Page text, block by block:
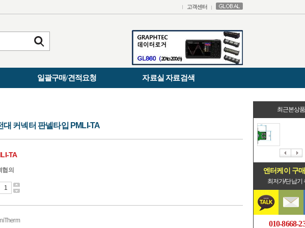
고객센터
일괄구매/견적요청 자료실 자료검색
대 커넥터 판넬타입 PMLI-TA
TA
협의
최근본상품
엔터케이 구
최저가/단납기
010-8668-